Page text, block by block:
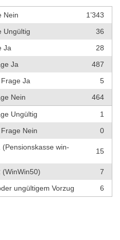
Nein
1’343
Ungültig
36
Ja
28
Ja
487
Ja
5
Nein
464
Ungültig
1
Nein
0
win-
15
(WinWin50)
7
ungültigem Vorzug
6